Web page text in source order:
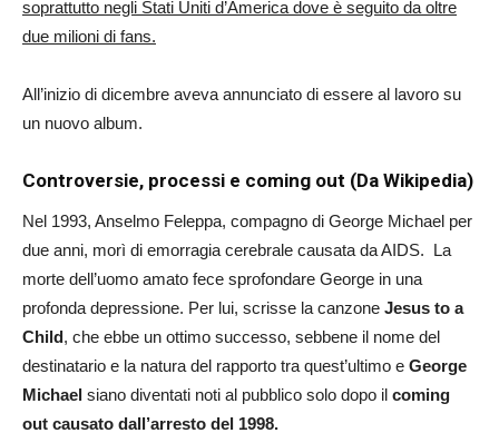
soprattutto negli Stati Uniti d’America dove è seguito da oltre
due milioni di fans.
All’inizio di dicembre aveva annunciato di essere al lavoro su
un nuovo album.
Controversie, processi e coming out (Da Wikipedia)
Nel 1993, Anselmo Feleppa, compagno di George Michael per
due anni, morì di emorragia cerebrale causata da AIDS. La
morte dell’uomo amato fece sprofondare George in una
profonda depressione. Per lui, scrisse la canzone Jesus to a
Child, che ebbe un ottimo successo, sebbene il nome del
destinatario e la natura del rapporto tra quest’ultimo e George
Michael siano diventati noti al pubblico solo dopo il coming
out causato dall’arresto del 1998.